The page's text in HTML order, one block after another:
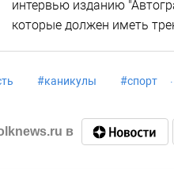
интервью изданию
которые должен иметь
#каникулы #спорт
в